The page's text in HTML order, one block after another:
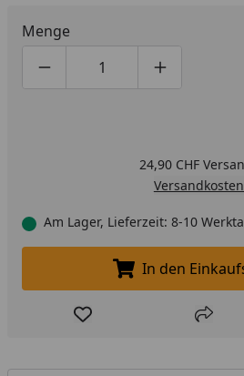
Menge
Produktmenge um eins
Produktmenge
24,90 CHF
Am Lager, Lieferzeit: 8-10
In
In den
Produkt zur Teilen